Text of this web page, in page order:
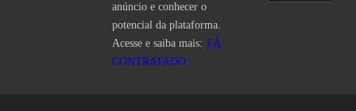
anúncio e conhecer o
potencial da plataforma.
Acesse e saiba mais: TÁ
CONTRATADO